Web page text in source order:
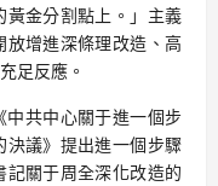
黃金分割點上。」主義
增進深條理改造、高
足反應。
共中心關于進一個步
議》提出進一個步驟
關于周全深化改造的